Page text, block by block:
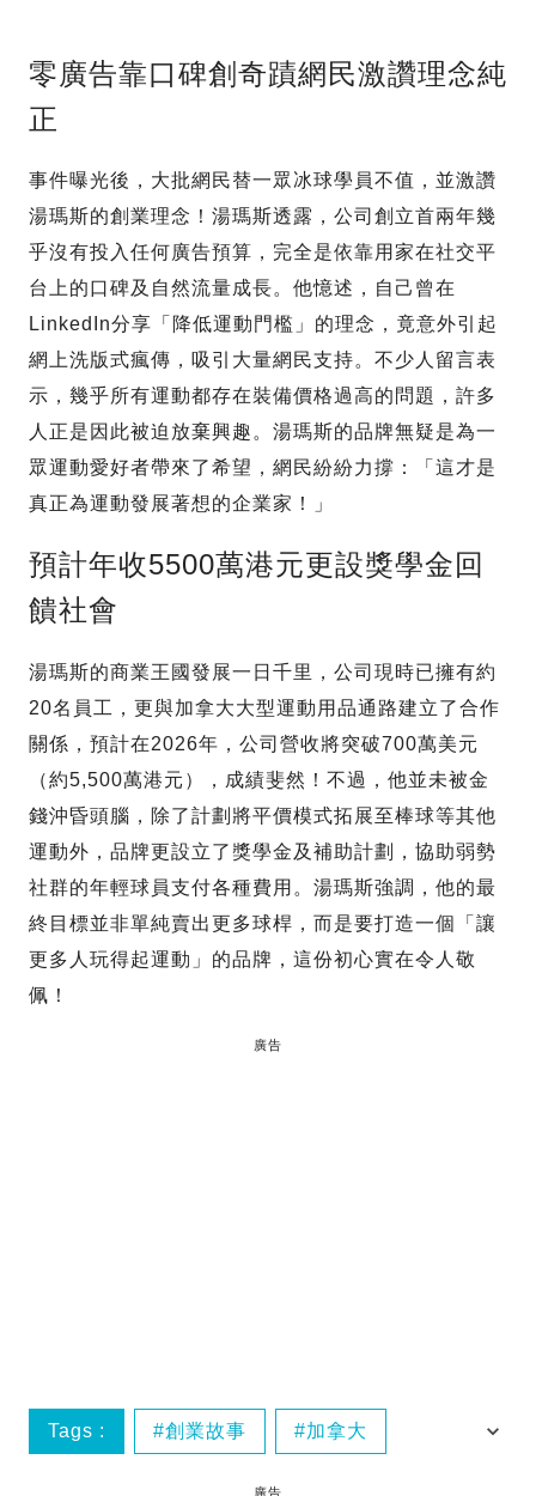
零廣告靠口碑創奇蹟網民激讚理念純
正
事件曝光後，大批網民替一眾冰球學員不值，並激讚
湯瑪斯的創業理念！湯瑪斯透露，公司創立首兩年幾
乎沒有投入任何廣告預算，完全是依靠用家在社交平
台上的口碑及自然流量成長。他憶述，自己曾在
LinkedIn分享「降低運動門檻」的理念，竟意外引起
網上洗版式瘋傳，吸引大量網民支持。不少人留言表
示，幾乎所有運動都存在裝備價格過高的問題，許多
人正是因此被迫放棄興趣。湯瑪斯的品牌無疑是為一
眾運動愛好者帶來了希望，網民紛紛力撐：「這才是
真正為運動發展著想的企業家！」
預計年收5500萬港元更設獎學金回
饋社會
湯瑪斯的商業王國發展一日千里，公司現時已擁有約
20名員工，更與加拿大大型運動用品通路建立了合作
關係，預計在2026年，公司營收將突破700萬美元
（約5,500萬港元），成績斐然！不過，他並未被金
錢沖昏頭腦，除了計劃將平價模式拓展至棒球等其他
運動外，品牌更設立了獎學金及補助計劃，協助弱勢
社群的年輕球員支付各種費用。湯瑪斯強調，他的最
終目標並非單純賣出更多球桿，而是要打造一個「讓
更多人玩得起運動」的品牌，這份初心實在令人敬
佩！
廣告
Tags : 創業故事 加拿大
廣告